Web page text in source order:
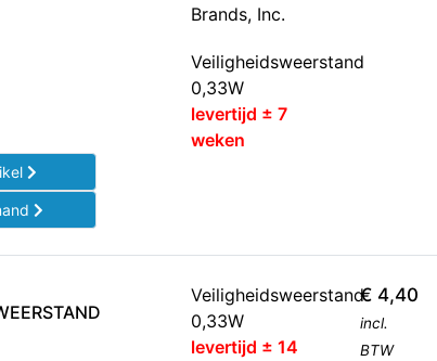
Brands, Inc.
Veiligheidsweerstand
0,33W
levertijd ± 7
weken
Veiligheidsweerstand
0,33W
levertijd ± 14
€ 4,40
incl.
BTW